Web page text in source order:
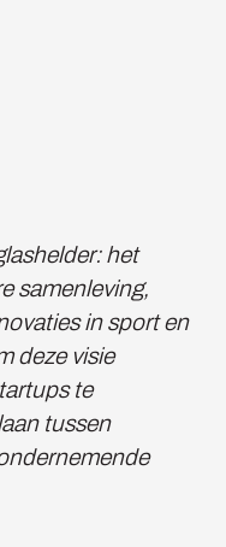
het
samenleving,
in sport en
deze visie
te
tussen